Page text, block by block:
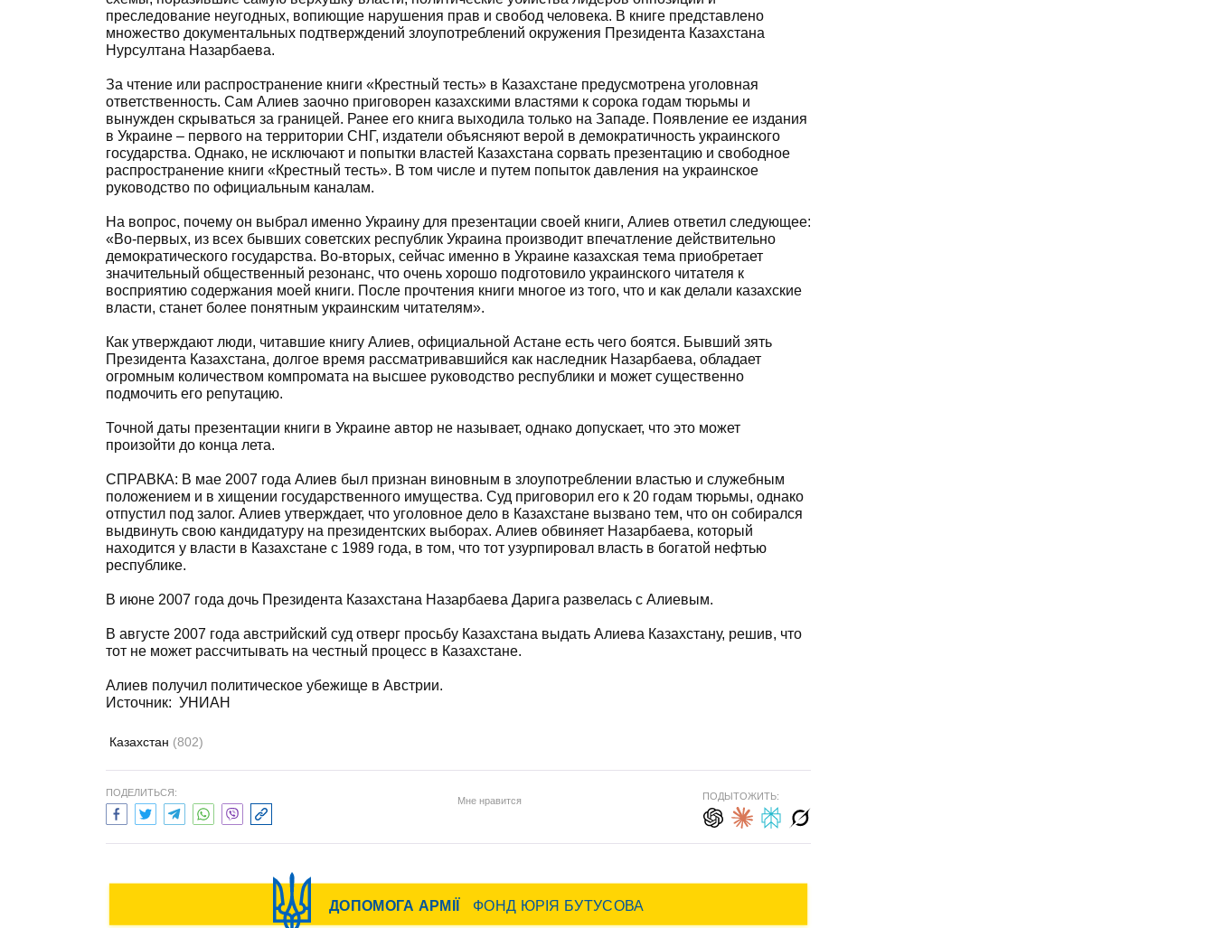
преследование неугодных, вопиющие нарушения прав и свобод человека. В книге представлено
множество документальных подтверждений злоупотреблений окружения Президента Казахстана
Нурсултана Назарбаева.
За чтение или распространение книги «Крестный тесть» в Казахстане предусмотрена уголовная
ответственность. Сам Алиев заочно приговорен казахскими властями к сорока годам тюрьмы и
вынужден скрываться за границей. Ранее его книга выходила только на Западе. Появление ее издания
в Украине – первого на территории СНГ, издатели объясняют верой в демократичность украинского
государства. Однако, не исключают и попытки властей Казахстана сорвать презентацию и свободное
распространение книги «Крестный тесть». В том числе и путем попыток давления на украинское
руководство по официальным каналам.
На вопрос, почему он выбрал именно Украину для презентации своей книги, Алиев ответил следующее:
«Во-первых, из всех бывших советских республик Украина производит впечатление действительно
демократического государства. Во-вторых, сейчас именно в Украине казахская тема приобретает
значительный общественный резонанс, что очень хорошо подготовило украинского читателя к
восприятию содержания моей книги. После прочтения книги многое из того, что и как делали казахские
власти, станет более понятным украинским читателям».
Как утверждают люди, читавшие книгу Алиев, официальной Астане есть чего боятся. Бывший зять
Президента Казахстана, долгое время рассматривавшийся как наследник Назарбаева, обладает
огромным количеством компромата на высшее руководство республики и может существенно
подмочить его репутацию.
Точной даты презентации книги в Украине автор не называет, однако допускает, что это может
произойти до конца лета.
СПРАВКА: В мае 2007 года Алиев был признан виновным в злоупотреблении властью и служебным
положением и в хищении государственного имущества. Суд приговорил его к 20 годам тюрьмы, однако
отпустил под залог. Алиев утверждает, что уголовное дело в Казахстане вызвано тем, что он собирался
выдвинуть свою кандидатуру на президентских выборах. Алиев обвиняет Назарбаева, который
находится у власти в Казахстане с 1989 года, в том, что тот узурпировал власть в богатой нефтью
республике.
В июне 2007 года дочь Президента Казахстана Назарбаева Дарига развелась с Алиевым.
В августе 2007 года австрийский суд отверг просьбу Казахстана выдать Алиева Казахстану, решив, что
тот не может рассчитывать на честный процесс в Казахстане.
Алиев получил политическое убежище в Австрии.
Источник: УНИАН
Казахстан (802)
ПОДЕЛИТЬСЯ:
Мне нравится ПОДЫТОЖИТЬ: